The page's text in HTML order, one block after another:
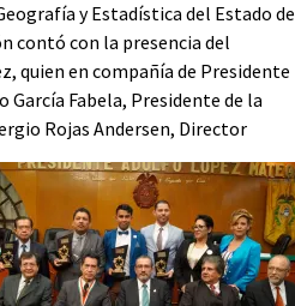
y Estadística del Estado de
contó con la presencia del
quien en compañía de Presidente
García Fabela, Presidente de la
Rojas Andersen, Director